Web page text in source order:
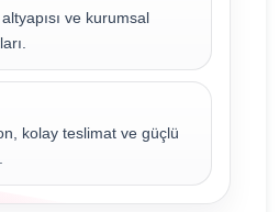
ve kurumsal
kolay teslimat ve güçlü